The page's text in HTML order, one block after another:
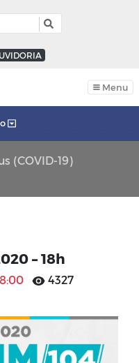
Menu
(COVID-19)
– 18h
4327